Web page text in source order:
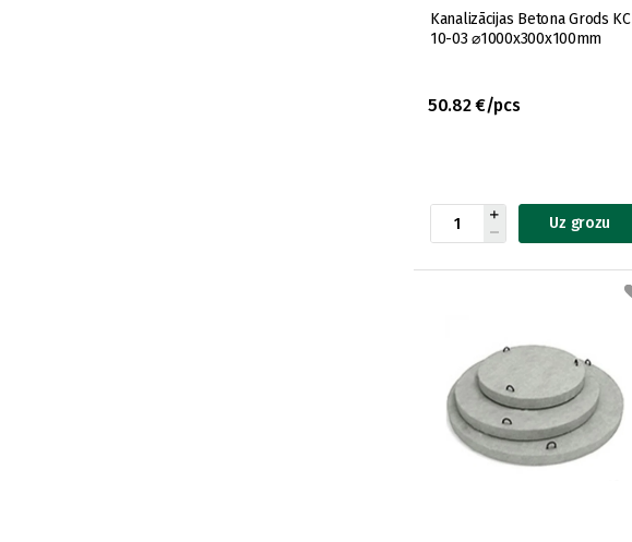
Kanalizācijas Betona Grods KC
10-03 ⌀1000x300x100mm
50.82 €/pcs
Uz grozu